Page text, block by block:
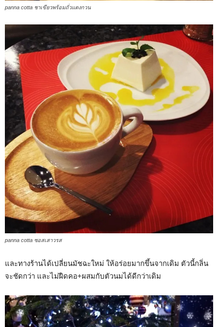
panna cotta ชาเขียวพร้อมถั่วแดงกวน
panna cotta ซอสเสาวรส
และทางร้านได้เปลี่ยนมัชฉะใหม่ ให้อร่อยมากขึ้นจากเดิม ตัวนี้กลิ่น
จะชัดกว่า และไม่ฝืดคอ+ผสมกับตัวนมได้ดีกว่าเดิม